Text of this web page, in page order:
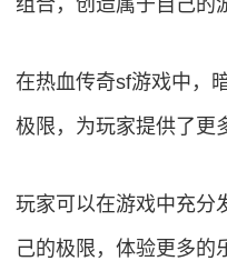
在热血传奇sf游戏中，
极限，为玩家提供了更
玩家可以在游戏中充分
己的极限，体验更多的